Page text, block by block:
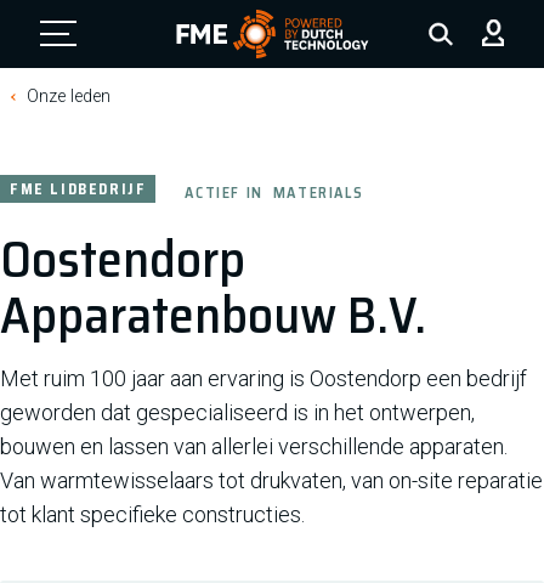
FME Logo, to the homepage
Onze leden
Oostendorp
Apparatenbouw B.V.
FME LIDBEDRIJF ACTIEF IN MATERIALS
Met ruim 100 jaar aan ervaring is Oostendorp een bedrijf
geworden dat gespecialiseerd is in het ontwerpen,
bouwen en lassen van allerlei verschillende apparaten.
Van warmtewisselaars tot drukvaten, van on-site reparatie
tot klant specifieke constructies.